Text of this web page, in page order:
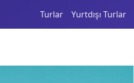
Turlar Yurtdışı Turlar